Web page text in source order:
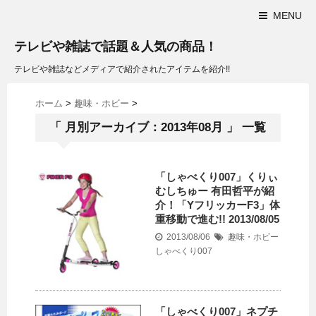
MENU
テレビや雑誌で話題＆人気の商品！
テレビや雑誌などメディアで紹介されたアイテムを紹介!!
ホーム > 趣味・ホビー >
「 月別アーカイブ：2013年08月 」 一覧
「しゃべくり007」くりぃ
むしちゅー 有田哲平が紹
介！「YフリッカーF3」体
重移動で進む!! 2013/08/05
2013/08/06
趣味・ホビー
しゃべくり007
「しゃべくり007」ネプチ